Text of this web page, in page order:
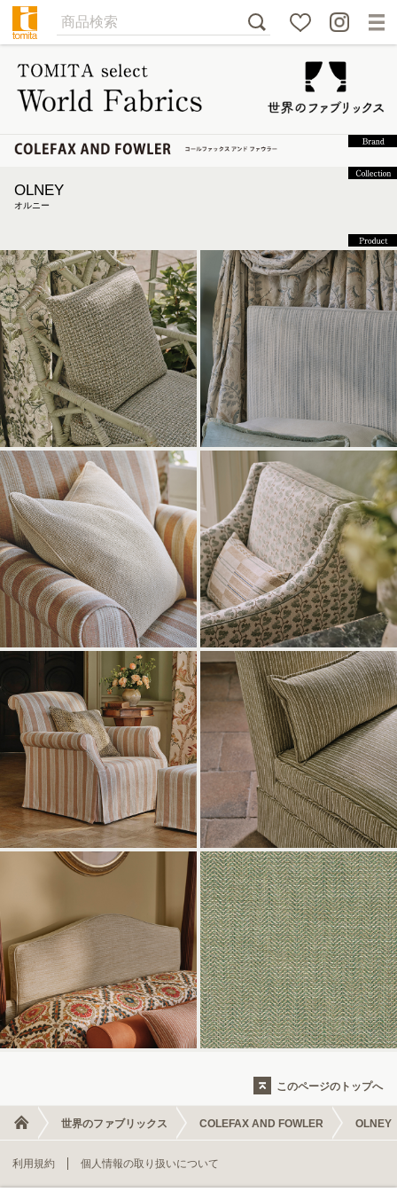
OLNEY
オルニー
このページのトップへ
世界のファブリックス COLEFAX AND FOWLER OLNEY
利用規約 個人情報の取り扱いについて